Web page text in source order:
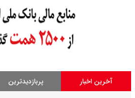
آخرین اخبار پربازدیدترین